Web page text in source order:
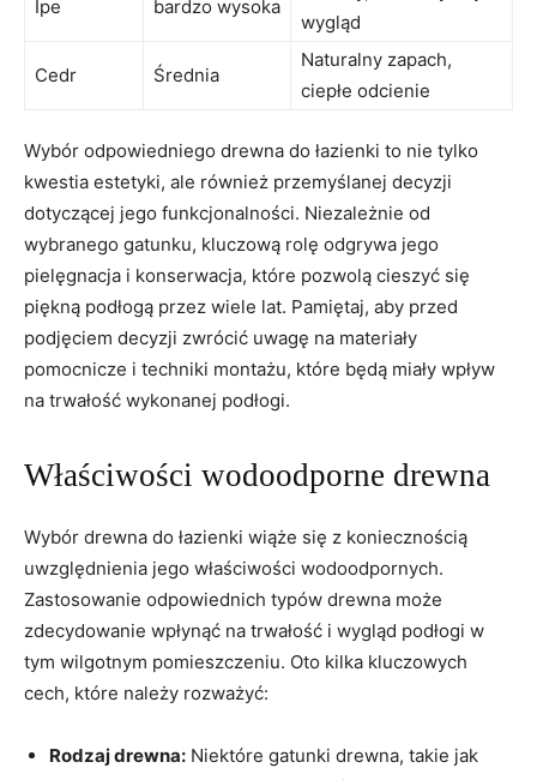
Ipe bardzo⁤ wysoka
wygląd
Cedr Średnia
Naturalny zapach,
ciepłe odcienie
Wybór ⁤odpowiedniego drewna do łazienki to nie⁣ tylko⁣
kwestia estetyki, ale również przemyślanej decyzji
‍dotyczącej jego funkcjonalności. Niezależnie od
⁢wybranego ⁢gatunku, kluczową rolę‌ odgrywa jego
pielęgnacja i‍ konserwacja, ‍które ⁣pozwolą cieszyć się‌
piękną podłogą⁤ przez wiele lat. ​Pamiętaj, aby przed ​
podjęciem decyzji zwrócić uwagę‍ na materiały
pomocnicze i techniki montażu, ⁢które będą ⁢miały wpływ
na trwałość wykonanej podłogi.
Właściwości wodoodporne⁣ drewna
Wybór drewna do⁤ łazienki wiąże się z⁢ koniecznością
uwzględnienia jego właściwości wodoodpornych.
Zastosowanie‍ odpowiednich typów drewna może
zdecydowanie wpłynąć na ⁣trwałość ‍i wygląd‌ podłogi w
tym wilgotnym pomieszczeniu. ⁤Oto kilka‌ kluczowych
cech, które należy rozważyć:
Rodzaj ​drewna: Niektóre gatunki⁢ drewna, takie jak